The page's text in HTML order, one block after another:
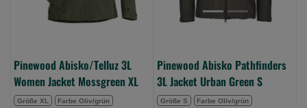
Pinewood Abisko/Telluz 3L
Women Jacket Mossgreen XL
Größe XL
Farbe Oliv/grün
Pinewood Abisko Pathfinders
3L Jacket Urban Green S
Größe S
Farbe Oliv/grün